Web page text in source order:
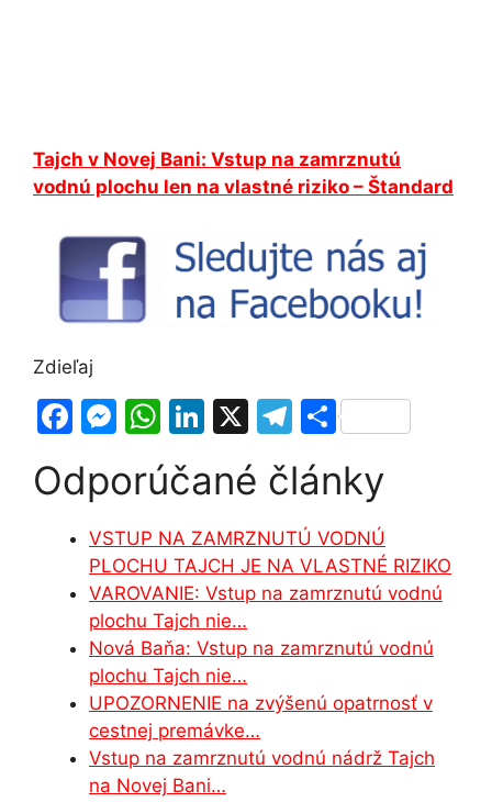
Tajch v Novej Bani: Vstup na zamrznutú
vodnú plochu len na vlastné riziko – Štandard
Zdieľaj
F
c
e
b
o
o
k
M
s
s
e
n
g
er
W
at
s
A
p
p
Li
k
e
dI
n
X
T
e
gr
a
m
S
ar
e
Odporúčané články
VSTUP NA ZAMRZNUTÚ VODNÚ
PLOCHU TAJCH JE NA VLASTNÉ RIZIKO
VAROVANIE: Vstup na zamrznutú vodnú
plochu Tajch nie…
Nová Baňa: Vstup na zamrznutú vodnú
plochu Tajch nie…
UPOZORNENIE na zvýšenú opatrnosť v
cestnej premávke…
Vstup na zamrznutú vodnú nádrž Tajch
na Novej Bani…